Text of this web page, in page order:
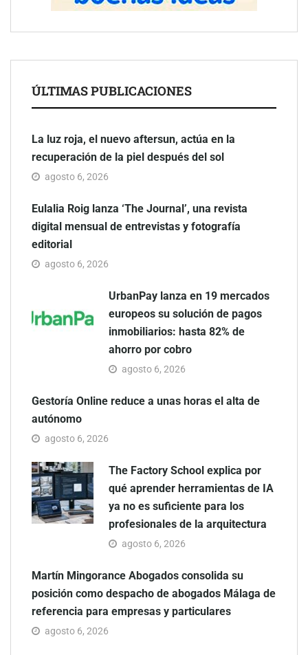
ÚLTIMAS PUBLICACIONES
La luz roja, el nuevo aftersun, actúa en la
recuperación de la piel después del sol
agosto 6, 2026
Eulalia Roig lanza ‘The Journal’, una revista
digital mensual de entrevistas y fotografía
editorial
agosto 6, 2026
UrbanPay lanza en 19 mercados
europeos su solución de pagos
inmobiliarios: hasta 82% de
ahorro por cobro
agosto 6, 2026
Gestoría Online reduce a unas horas el alta de
autónomo
agosto 6, 2026
The Factory School explica por
qué aprender herramientas de IA
ya no es suficiente para los
profesionales de la arquitectura
agosto 6, 2026
Martín Mingorance Abogados consolida su
posición como despacho de abogados Málaga de
referencia para empresas y particulares
agosto 6, 2026